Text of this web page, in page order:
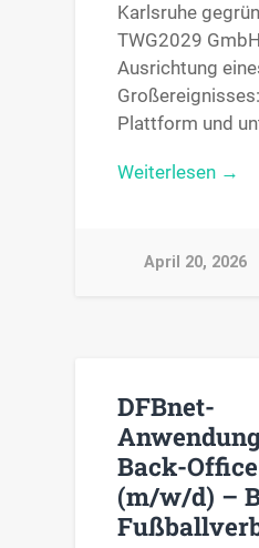
Karlsruhe
TWG2029
Ausrichtung
Plattform und
Weiterlesen →
April 20, 2026
DFBnet-
Back-
(m/w/d) –